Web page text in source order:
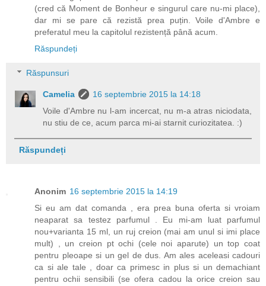
(cred că Moment de Bonheur e singurul care nu-mi place),
dar mi se pare că rezistă prea puțin. Voile d'Ambre e
preferatul meu la capitolul rezistență până acum.
Răspundeți
Răspunsuri
Camelia
16 septembrie 2015 la 14:18
Voile d'Ambre nu l-am incercat, nu m-a atras niciodata,
nu stiu de ce, acum parca mi-ai starnit curiozitatea. :)
Răspundeți
Anonim 16 septembrie 2015 la 14:19
Si eu am dat comanda , era prea buna oferta si vroiam
neaparat sa testez parfumul . Eu mi-am luat parfumul
nou+varianta 15 ml, un ruj creion (mai am unul si imi place
mult) , un creion pt ochi (cele noi aparute) un top coat
pentru pleoape si un gel de dus. Am ales aceleasi cadouri
ca si ale tale , doar ca primesc in plus si un demachiant
pentru ochii sensibili (se ofera cadou la orice creion sau